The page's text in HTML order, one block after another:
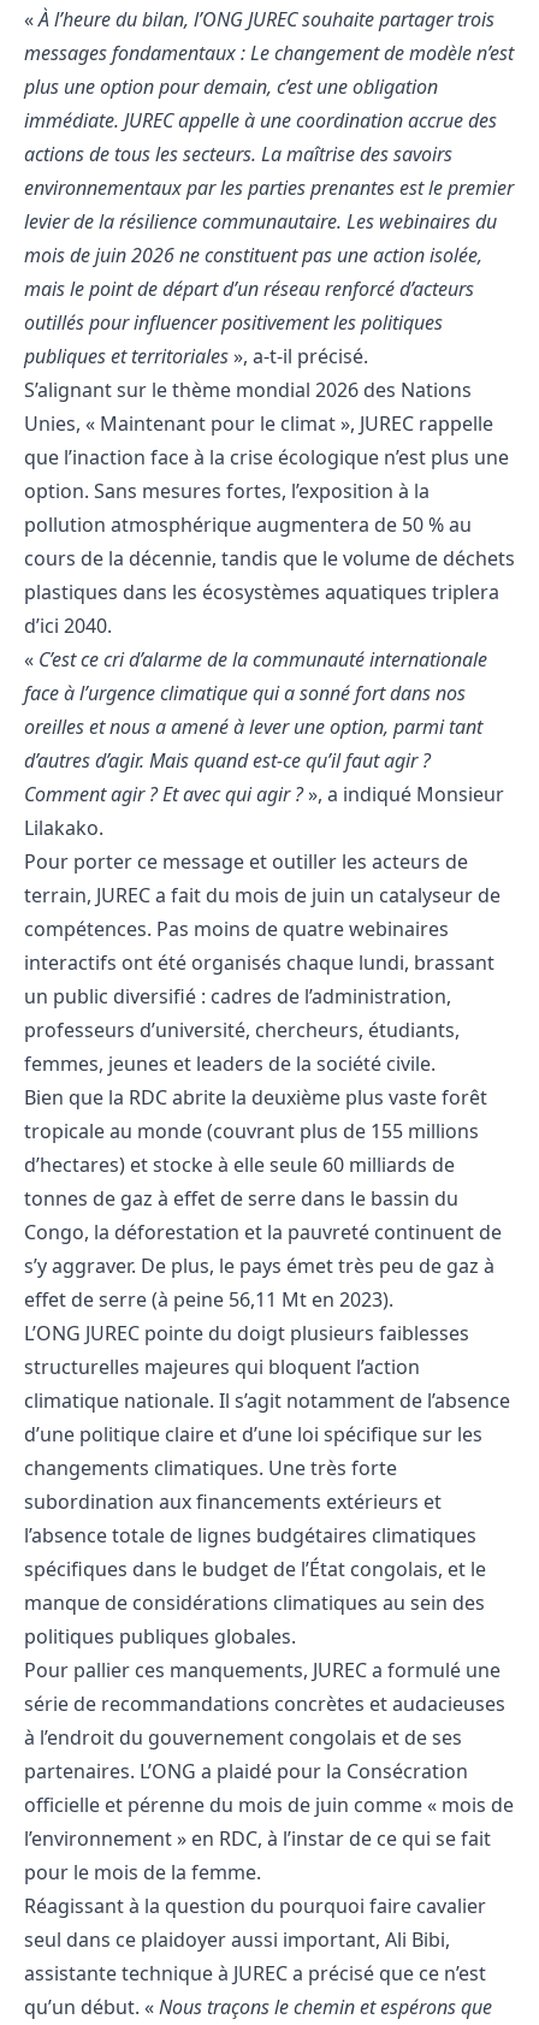
«À l’heure du bilan, l’ONG JUREC souhaite partager trois
messages fondamentaux : Le changement de modèle n’est
plus une option pour demain, c’est une obligation
immédiate. JUREC appelle à une coordination accrue des
actions de tous les secteurs. La maîtrise des savoirs
environnementaux par les parties prenantes est le premier
levier de la résilience communautaire. Les webinaires du
mois de juin 2026 ne constituent pas une action isolée,
mais le point de départ d’un réseau renforcé d’acteurs
outillés pour influencer positivement les politiques
publiques et territoriales», a-t-il précisé.
S’alignant sur le thème mondial 2026 des Nations
Unies, « Maintenant pour le climat », JUREC rappelle
que l’inaction face à la crise écologique n’est plus une
option. Sans mesures fortes, l’exposition à la
pollution atmosphérique augmentera de 50 % au
cours de la décennie, tandis que le volume de déchets
plastiques dans les écosystèmes aquatiques triplera
d’ici 2040.
« C’est ce cri d’alarme de la communauté internationale
face à l’urgence climatique qui a sonné fort dans nos
oreilles et nous a amené à lever une option, parmi tant
d’autres d’agir. Mais quand est-ce qu’il faut agir ?
Comment agir ? Et avec qui agir ?», a indiqué Monsieur
Lilakako.
Pour porter ce message et outiller les acteurs de
terrain, JUREC a fait du mois de juin un catalyseur de
compétences. Pas moins de quatre webinaires
interactifs ont été organisés chaque lundi, brassant
un public diversifié : cadres de l’administration,
professeurs d’université, chercheurs, étudiants,
femmes, jeunes et leaders de la société civile.
Bien que la RDC abrite la deuxième plus vaste forêt
tropicale au monde (couvrant plus de 155 millions
d’hectares) et stocke à elle seule 60 milliards de
tonnes de gaz à effet de serre dans le bassin du
Congo, la déforestation et la pauvreté continuent de
s’y aggraver. De plus, le pays émet très peu de gaz à
effet de serre (à peine 56,11 Mt en 2023).
L’ONG JUREC pointe du doigt plusieurs faiblesses
structurelles majeures qui bloquent l’action
climatique nationale. Il s’agit notamment de l’absence
d’une politique claire et d’une loi spécifique sur les
changements climatiques. Une très forte
subordination aux financements extérieurs et
l’absence totale de lignes budgétaires climatiques
spécifiques dans le budget de l’État congolais, et le
manque de considérations climatiques au sein des
politiques publiques globales.
Pour pallier ces manquements, JUREC a formulé une
série de recommandations concrètes et audacieuses
à l’endroit du gouvernement congolais et de ses
partenaires. L’ONG a plaidé pour la Consécration
officielle et pérenne du mois de juin comme « mois de
l’environnement » en RDC, à l’instar de ce qui se fait
pour le mois de la femme.
Réagissant à la question du pourquoi faire cavalier
seul dans ce plaidoyer aussi important, Ali Bibi,
assistante technique à JUREC a précisé que ce n’est
qu’un début. «Nous traçons le chemin et espérons que